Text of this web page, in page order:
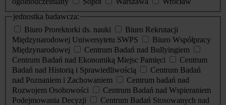
jednostka badawcza:
Biuro Prorektorki ds. nauki
Biuro Rekrutacji
Międzynarodowej Uniwersytetu SWPS
Biuro Współpracy
Międzynarodowej
Centrum Badań nad Bullyingiem
Centrum Badań nad Ekonomiką Miejsc Pamięci
Centrum
Badań nad Historią i Sprawiedliwością
Centrum Badań
nad Poznaniem i Zachowaniem
Centrum badań nad
Rozwojem Osobowości
Centrum Badań nad Wspieraniem
Podejmowania Decyzji
Centrum Badań Stosowanych nad